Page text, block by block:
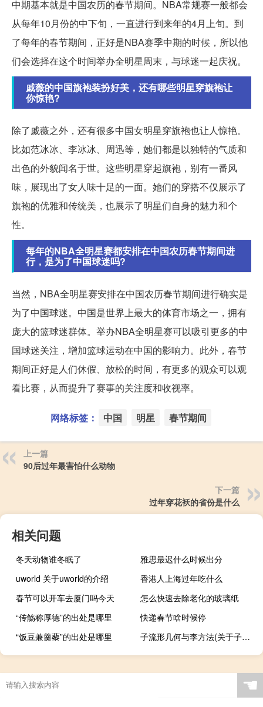
中期基本就是中国农历的春节期间。NBA常规赛一般都会
从每年10月份的中下旬，一直进行到来年的4月上旬。到
了每年的春节期间，正好是NBA赛季中期的时候，所以他
们会选择在这个时间举办全明星周末，与球迷一起庆祝。
戚薇的中国旗袍装扮好美，还有哪些明星穿旗袍让
你惊艳?
除了戚薇之外，还有很多中国女明星穿旗袍也让人惊艳。
比如范冰冰、李冰冰、周迅等，她们都是以独特的气质和
出色的外貌闻名于世。这些明星穿起旗袍，别有一番风
味，展现出了女人味十足的一面。她们的穿搭不仅展示了
旗袍的优雅和传统美，也展示了明星们自身的魅力和个
性。
每年的NBA全明星赛都安排在中国农历春节期间进
行，是为了中国球迷吗?
当然，NBA全明星赛安排在中国农历春节期间进行确实是
为了中国球迷。中国是世界上最大的体育市场之一，拥有
庞大的篮球迷群体。举办NBA全明星赛可以吸引更多的中
国球迷关注，增加篮球运动在中国的影响力。此外，春节
期间正好是人们休假、放松的时间，有更多的观众可以观
看比赛，从而提升了赛事的关注度和收视率。
网络标签： 中国 明星 春节期间
上一篇
90后过年最害怕什么动物
下一篇
过年穿花袄的省份是什么
相关问题
冬天动物谁冬眠了
雅思最迟什么时候出分
uworld 关于uworld的介绍
香港人上海过年吃什么
春节可以开车去厦门吗今天
怎么快速去除老化的玻璃纸
“传觞称厚德”的出处是哪里
快递春节啥时候停
“饭豆兼羹藜”的出处是哪里
子流形几何与李方法(关于子流形几何与李方法简述)
☚